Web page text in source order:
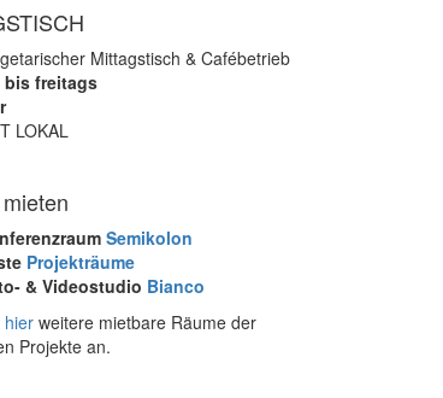
Mittagstisch & Cafébetrieb
bis freitags
LOKAL
Semikolon
Projekträume
& Videostudio Bianco
hier weitere mietbare Räume der
Projekte an.